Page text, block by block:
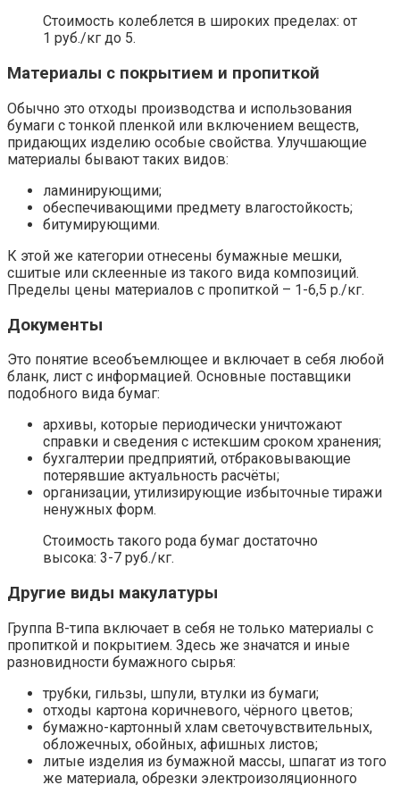
Стоимость колеблется в широких пределах: от
1 руб./кг до 5.
Материалы с покрытием и пропиткой
Обычно это отходы производства и использования
бумаги с тонкой пленкой или включением веществ,
придающих изделию особые свойства. Улучшающие
материалы бывают таких видов:
ламинирующими;
обеспечивающими предмету влагостойкость;
битумирующими.
К этой же категории отнесены бумажные мешки,
сшитые или склеенные из такого вида композиций.
Пределы цены материалов с пропиткой – 1-6,5 р./кг.
Документы
Это понятие всеобъемлющее и включает в себя любой
бланк, лист с информацией. Основные поставщики
подобного вида бумаг:
архивы, которые периодически уничтожают
справки и сведения с истекшим сроком хранения;
бухгалтерии предприятий, отбраковывающие
потерявшие актуальность расчёты;
организации, утилизирующие избыточные тиражи
ненужных форм.
Стоимость такого рода бумаг достаточно
высока: 3-7 руб./кг.
Другие виды макулатуры
Группа В-типа включает в себя не только материалы с
пропиткой и покрытием. Здесь же значатся и иные
разновидности бумажного сырья:
трубки, гильзы, шпули, втулки из бумаги;
отходы картона коричневого, чёрного цветов;
бумажно-картонный хлам светочувствительных,
обложечных, обойных, афишных листов;
литые изделия из бумажной массы, шпагат из того
же материала, обрезки электроизоляционного